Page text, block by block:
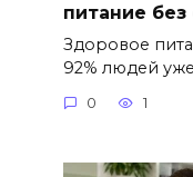
питание без
Здоровое
92% людей
0 1